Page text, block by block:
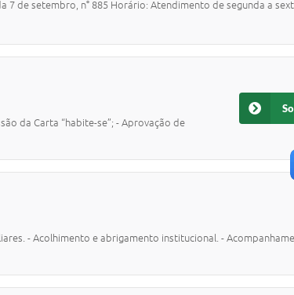
de setembro, n° 885 Horário: Atendimento de segunda a
da Carta “habite-se”; - Aprovação de
- Acolhimento e abrigamento institucional. -